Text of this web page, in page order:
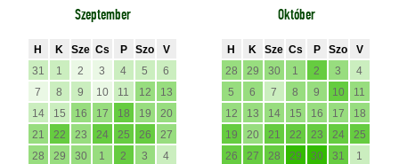
Szeptember
H K Sze Cs P Szo
V
31
1 2 3 4 5
6
7
8 9 10 11 12
13
14
15 16 17 18 19
20
21
22 23 24 25 26
27
28
29 30 1 2 3
4
Október
H K Sze Cs P Szo
V
28
29 30 1 2 3
4
5
6 7 8 9 10
11
12
13 14 15 16 17
18
19
20 21 22 23 24
25
26
27 28 29 30 31
1